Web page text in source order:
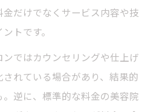
だけでなくサービス内容や技
トです。
ではカウンセリングや仕上げ
れている場合があり、結果的
逆に、標準的な料金の美容院